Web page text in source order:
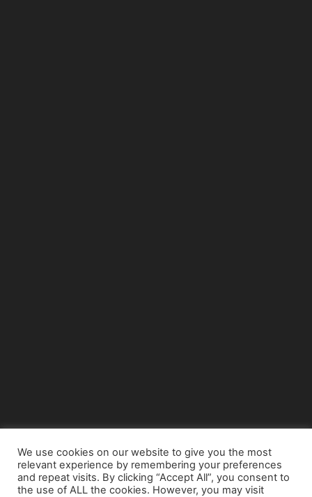
© Copyright 2015 - www.airnews.gr
We use cookies on our website to give you the most
relevant experience by remembering your preferences
and repeat visits. By clicking “Accept All”, you consent to
the use of ALL the cookies. However, you may visit